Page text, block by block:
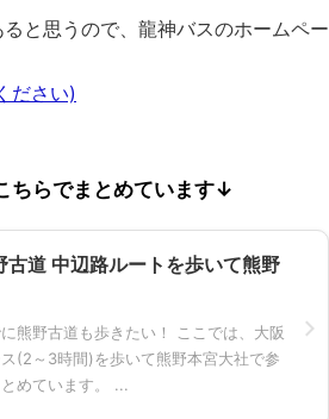
と思うので、龍神バスのホームペー
ださい)
ちらでまとめています↓
古道 中辺路ルートを歩いて熊野
熊野古道も歩きたい！ ここでは、大阪
(2～3時間)を歩いて熊野本宮大社で参
めています。 ...